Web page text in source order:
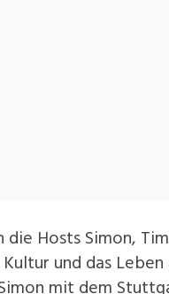
die Hosts Simon,
und das
mit dem